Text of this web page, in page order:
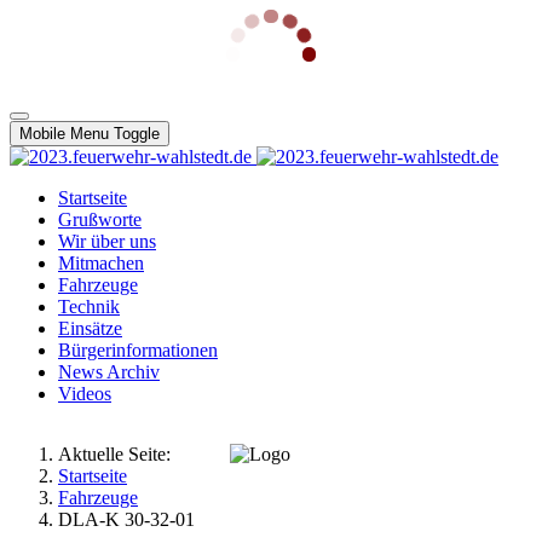
Mobile Menu Toggle
Startseite
Grußworte
Wir über uns
Mitmachen
Fahrzeuge
Technik
Einsätze
Bürgerinformationen
News Archiv
Videos
Aktuelle Seite:
Startseite
Fahrzeuge
DLA-K 30-32-01